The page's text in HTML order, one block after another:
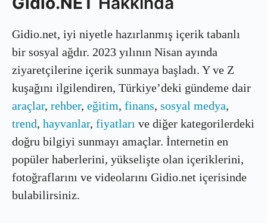
Gidio.net, iyi niyetle hazırlanmış içerik tabanlı
bir sosyal ağdır. 2023 yılının Nisan ayında
ziyaretçilerine içerik sunmaya başladı. Y ve Z
kuşağını ilgilendiren, Türkiye’deki gündeme dair
araçlar, rehber, eğitim, finans, sosyal medya,
trend, hayvanlar, fiyatları ve diğer kategorilerdeki
doğru bilgiyi sunmayı amaçlar. İnternetin en
popüler haberlerini, yükselişte olan içeriklerini,
fotoğraflarını ve videolarını Gidio.net içerisinde
bulabilirsiniz.